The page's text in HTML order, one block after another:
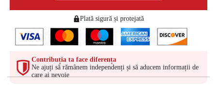
Plată sigură și protejată
Contribuția ta face diferența
Ne ajuți să rămânem independenți și să aducem informații de
care ai nevoie